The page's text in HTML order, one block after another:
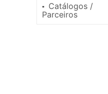
▪ Catálogos /
Parceiros